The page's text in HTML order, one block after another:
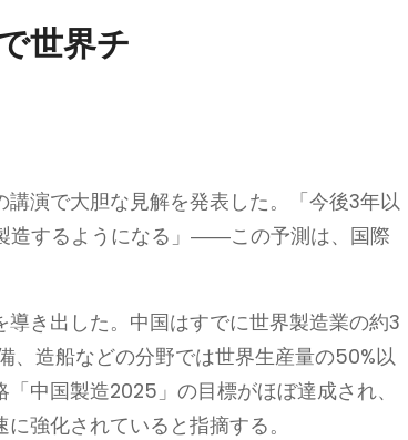
世界チ
演で大胆な見解を発表した。「今後3年以
造するようになる」――この予測は、国際
き出した。中国はすでに世界製造業の約3
、造船などの分野では世界生産量の50%以
中国製造2025」の目標がほぼ達成され、
強化されていると指摘する。